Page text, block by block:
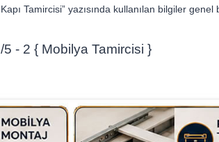
Tamircisi” yazısında kullanılan bilgiler
5 - 2 { Mobilya Tamircisi }